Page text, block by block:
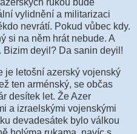
rukou bude
vylidnění a militarizaci
nevrátí. Pokud vůbec kdy.
si na něm hrát nebude. A
Bizim deyil? Da sanin deyil!
je letošní azerský vojenský
ten arménský, se občas
desítek let. Že Azer
a izraelskými vojenskými
devadesátek bylo válkou